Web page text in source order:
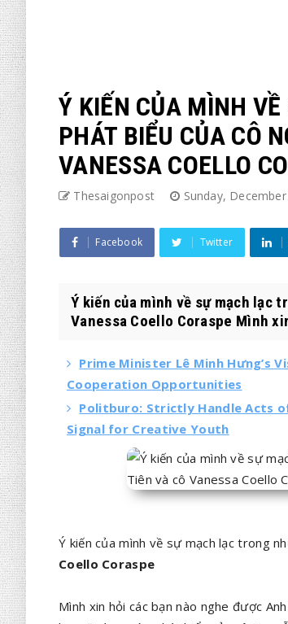
Ý KIẾN CỦA MÌNH
PHÁT BIỂU CỦA CÔ
VANESSA COELLO
Thesaigonpost Sunday,
Facebook Twitter
Ý kiến của mình về sự mạch lạc
Vanessa Coello Coraspe Mình
Prime Minister Lê Minh Hưng’s
Cooperation Opportunities
Politburo: Strictly Handle Acts
Signal for Creative Youth
Ý kiến của mình về sự mạch lạc trong
Coello Coraspe
Mình xin hỏi các bạn nào nghe được